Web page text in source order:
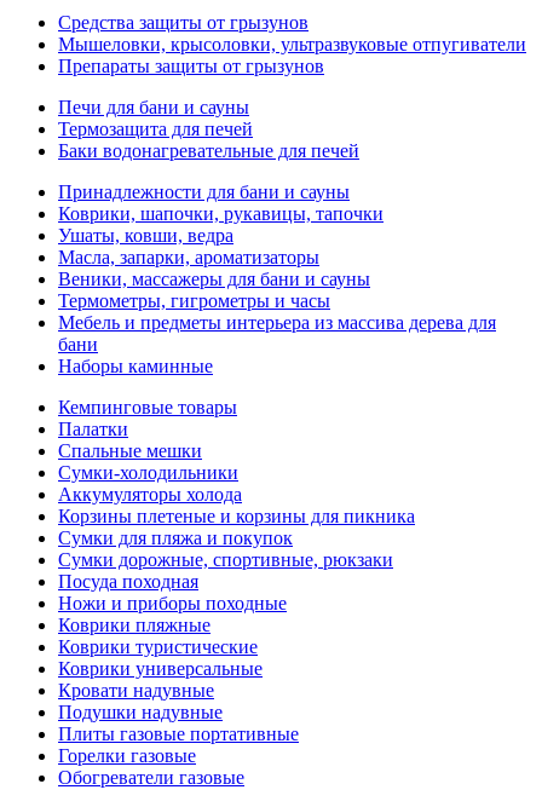
Средства защиты от грызунов
Мышеловки, крысоловки, ультразвуковые отпугиватели
Препараты защиты от грызунов
Печи для бани и сауны
Термозащита для печей
Баки водонагревательные для печей
Принадлежности для бани и сауны
Коврики, шапочки, рукавицы, тапочки
Ушаты, ковши, ведра
Масла, запарки, ароматизаторы
Веники, массажеры для бани и сауны
Термометры, гигрометры и часы
Мебель и предметы интерьера из массива дерева для
бани
Наборы каминные
Кемпинговые товары
Палатки
Спальные мешки
Сумки-холодильники
Аккумуляторы холода
Корзины плетеные и корзины для пикника
Сумки для пляжа и покупок
Сумки дорожные, спортивные, рюкзаки
Посуда походная
Ножи и приборы походные
Коврики пляжные
Коврики туристические
Коврики универсальные
Кровати надувные
Подушки надувные
Плиты газовые портативные
Горелки газовые
Обогреватели газовые